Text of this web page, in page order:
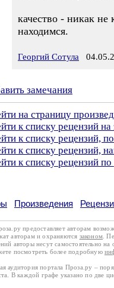
качество - никак не
находимся.
Георгий Сотула
замечания
на страницу
к списку рецензий на
к списку рецензий,
к списку рецензий,
к списку рецензий по
Произведения
предоставляет авторам
авторам и охраняются законом .
авторы несут самостоятельно на
посмотреть более подробную
аудитория портала Проза.ру –
В каждой графе указано по две